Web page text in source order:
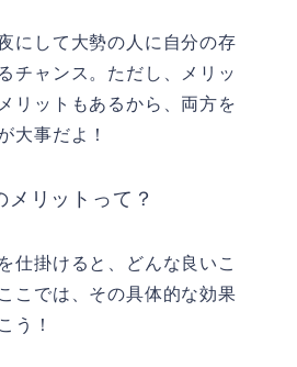
にして大勢の人に自分の存
チャンス。ただし、メリッ
リットもあるから、両方を
大事だよ！
リットって？
仕掛けると、どんな良いこ
こでは、その具体的な効果
う！